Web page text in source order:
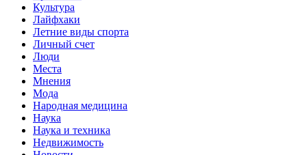
Культура
Лайфхаки
Летние виды спорта
Личный счет
Люди
Места
Мнения
Мода
Народная медицина
Наука
Наука и техника
Недвижимость